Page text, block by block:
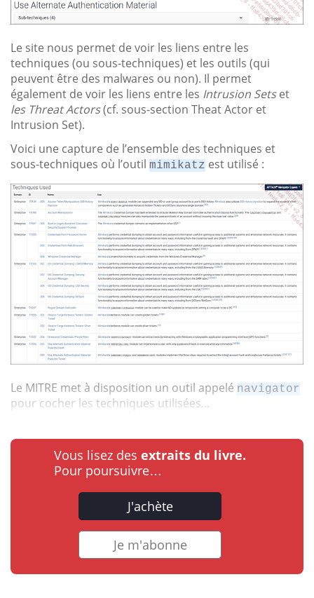
Le site nous permet de voir les liens entre les
techniques (ou sous-techniques) et les outils (qui
peuvent être des malwares ou non). Il permet
également de voir les liens entre les Intrusion Setset
les Threat Actors(cf. sous-section Theat Actor et
Intrusion Set).
Voici une capture de l’ensemble des techniques et
sous-techniques où l’outil mimikatz est utilisé :
Le MITRE met à disposition un outil appelé navigator
pour cocher les techniques utilisées...
Vous lisez des extraits du livre.
Pour poursuivre…
J'achète
Je m'abonne